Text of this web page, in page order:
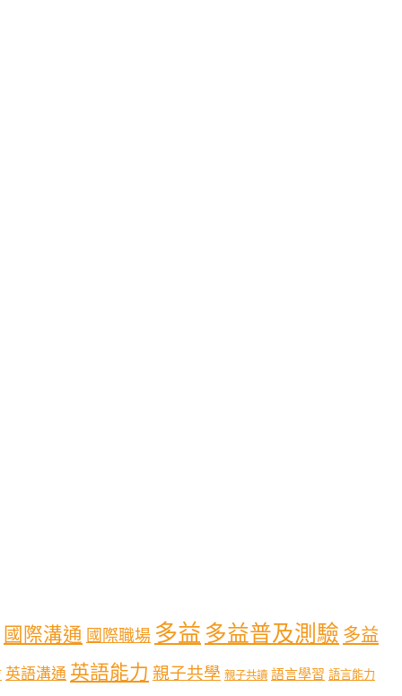
國際溝通 國際職場 多益 多益普及測驗 多益
英語溝通 英語能力 親子共學 親子共讀 語言學習 語言能力